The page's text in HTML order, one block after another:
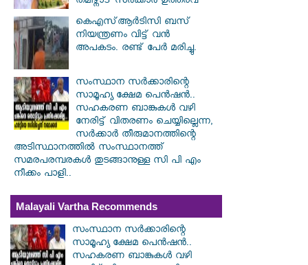
കെഎസ്ആര്‍ടിസി ബസ്
നിയന്ത്രണം വിട്ട് വൻ
അപകടം. രണ്ട് പേർ മരിച്ചു.
സംസ്ഥാന സർ‌ക്കാരിന്റെ
സാമൂഹ്യ ക്ഷേമ പെൻഷൻ..
സഹകരണ ബാങ്കുകൾ വഴി
നേരിട്ട് വിതരണം ചെയ്യില്ലെന്ന,
സർക്കാർ തീരുമാനത്തിന്റെ
അടിസ്ഥാനത്തിൽ സംസ്ഥാനത്ത്
സമരപരമ്പരകൾ തുടങ്ങാനുള്ള സി പി എം
നീക്കം പാളി..
Malayali Vartha Recommends
സംസ്ഥാന സർ‌ക്കാരിന്റെ
സാമൂഹ്യ ക്ഷേമ പെൻഷൻ..
സഹകരണ ബാങ്കുകൾ വഴി